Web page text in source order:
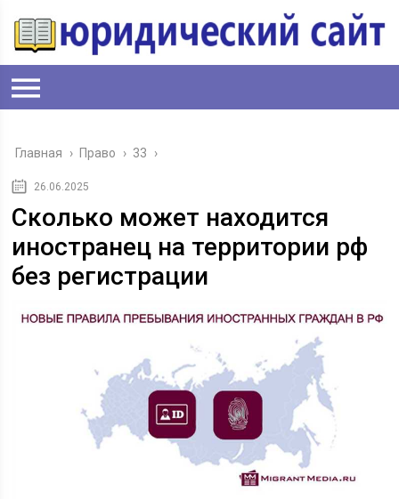
Главная › Право › 33 ›
26.06.2025
Сколько может находится
иностранец на территории рф
без регистрации